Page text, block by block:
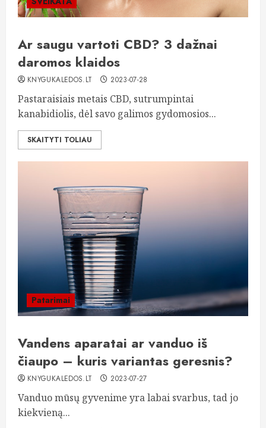
Ar saugu vartoti CBD? 3 dažnai
daromos klaidos
KNYGUKALEDOS.LT 2023-07-28
Pastaraisiais metais CBD, sutrumpintai
kanabidiolis, dėl savo galimos gydomosios...
SKAITYTI TOLIAU
Patarimai
Vandens aparatai ar vanduo iš
čiaupo – kuris variantas geresnis?
KNYGUKALEDOS.LT 2023-07-27
Vanduo mūsų gyvenime yra labai svarbus, tad jo
kiekvieną...